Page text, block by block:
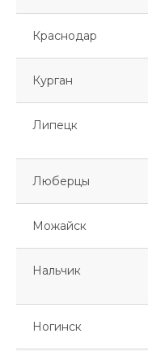
Краснодар
Курган
Липецк
Люберцы
Можайск
Нальчик
Ногинск